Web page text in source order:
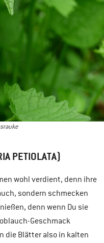
PETIOLATA)
wohl verdient, denn ihre
sondern schmecken
denn wenn Du sie
Geschmack
die Blätter also in kalten